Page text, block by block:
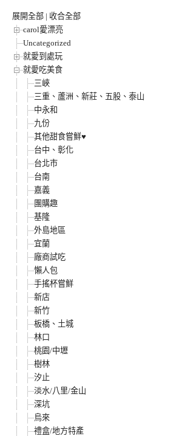
展開全部 | 收合全部
carol愛漂亮
Uncategorized
就愛到處玩
就愛吃美食
三峽
三重、蘆洲、新莊、五股、泰山
中永和
九份
其他甜食嘗鮮♥
台中、彰化
台北市
台南
嘉義
團購趣
基隆
外島地區
宜蘭
廠商試吃
懶人包
手搖杯嘗鮮
新店
新竹
板橋、土城
林口
桃園/中壢
樹林
汐止
淡水/八里/金山
深坑
烏來
禮盒/地方特產